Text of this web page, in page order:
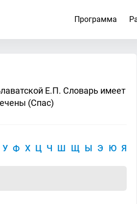
Программа
Е.П. Словарь имеет
(Спас)
У Ф Х Ц Ч Ш Щ Ы Э Ю Я